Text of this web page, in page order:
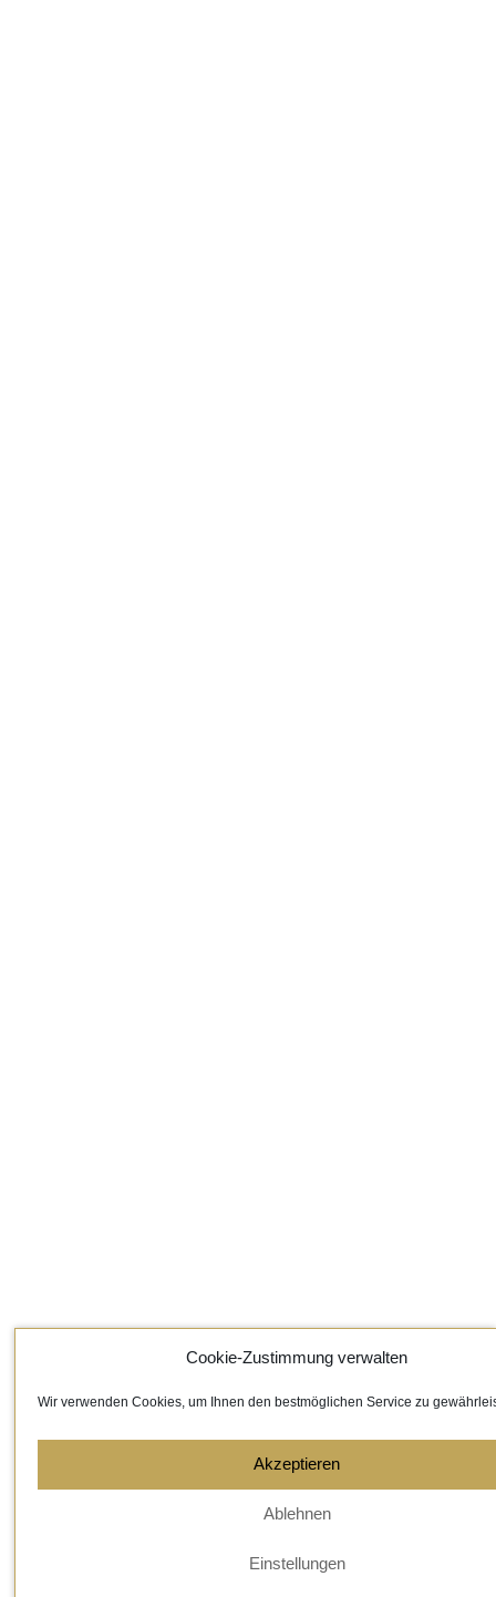
Cookie-Zustimmung verwalten
Wir verwenden Cookies, um Ihnen den bestmöglichen Service zu
Akzeptieren
Ablehnen
Einstellungen